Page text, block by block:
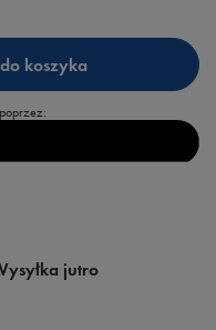
koszyka
jutro